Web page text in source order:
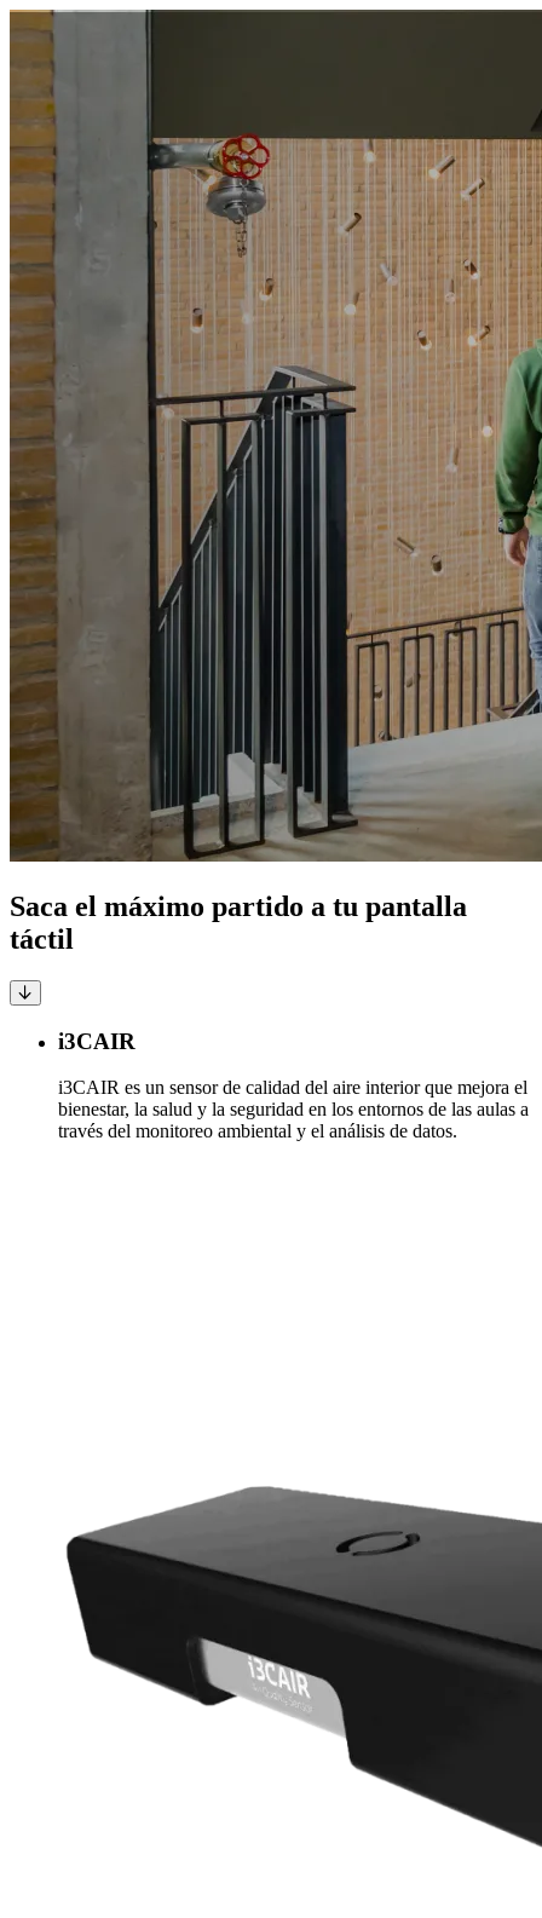
Saca el máximo partido a tu pantalla
táctil
i3CAIR
i3CAIR es un sensor de calidad del aire interior que mejora el
bienestar, la salud y la seguridad en los entornos de las aulas a
través del monitoreo ambiental y el análisis de datos.